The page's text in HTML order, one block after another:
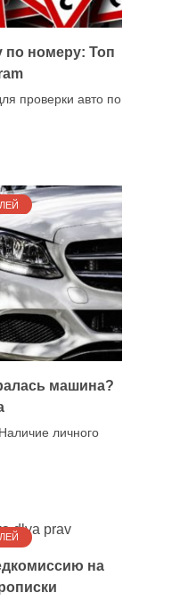
по номеру: Топ
проверки авто по
машина?
личного
на